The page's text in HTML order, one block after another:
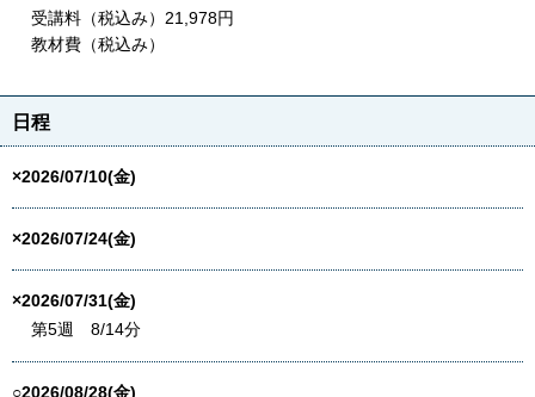
受講料（税込み）21,978円
教材費（税込み）
日程
×2026/07/10(金)
×2026/07/24(金)
×2026/07/31(金)
第5週 8/14分
○2026/08/28(金)